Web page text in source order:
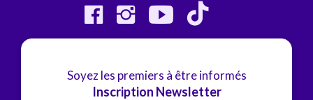
Soyez les premiers à être informés
Inscription Newsletter